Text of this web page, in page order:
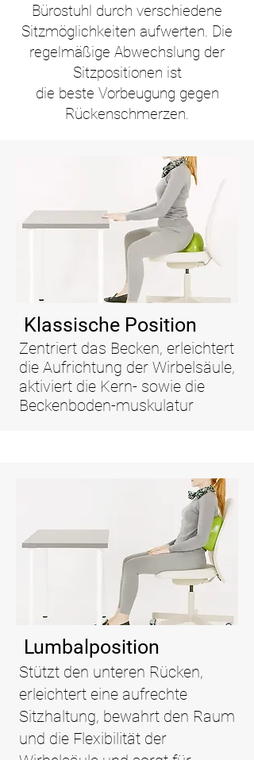
Bürostuhl durch verschiedene
Sitzmöglichkeiten aufwerten. Die
regelmäßige Abwechslung der
Sitzpositionen ist
die beste Vorbeugung gegen
Rückenschmerzen.
Klassische Position
Zentriert das Becken, erleichtert
die Aufrichtung der Wirbelsäule,
aktiviert die Kern- sowie die
Beckenboden-muskulatur
Lumbalposition
Stützt den unteren Rücken,
erleichtert eine aufrechte
Sitzhaltung, bewahrt den Raum
und die Flexibilität der